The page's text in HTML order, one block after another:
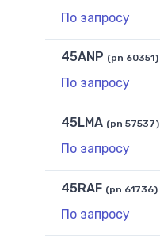
По запросу
45ANP (pn 60351)
По запросу
45LMA (pn 57537)
По запросу
45RAF (pn 61736)
По запросу